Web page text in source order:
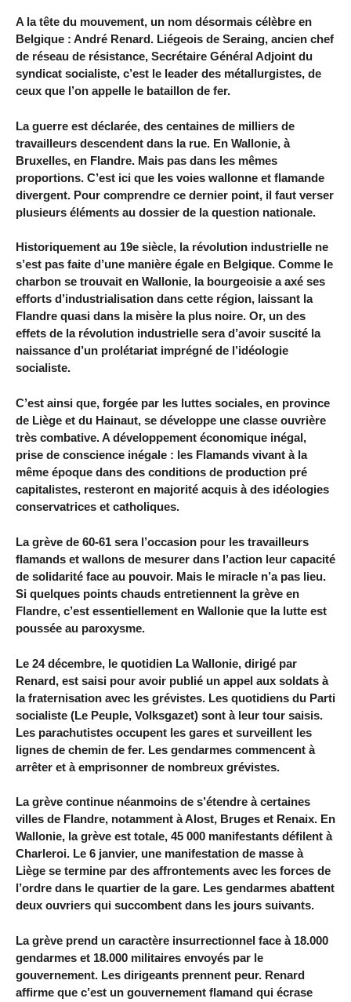
A la tête du mouvement, un nom désormais célèbre en
Belgique : André Renard. Liégeois de Seraing, ancien chef
de réseau de résistance, Secrétaire Général Adjoint du
syndicat socialiste, c’est le leader des métallurgistes, de
ceux que l’on appelle le bataillon de fer.
La guerre est déclarée, des centaines de milliers de
travailleurs descendent dans la rue. En Wallonie, à
Bruxelles, en Flandre. Mais pas dans les mêmes
proportions. C’est ici que les voies wallonne et flamande
divergent. Pour comprendre ce dernier point, il faut verser
plusieurs éléments au dossier de la question nationale.
Historiquement au 19e siècle, la révolution industrielle ne
s’est pas faite d’une manière égale en Belgique. Comme le
charbon se trouvait en Wallonie, la bourgeoisie a axé ses
efforts d’industrialisation dans cette région, laissant la
Flandre quasi dans la misère la plus noire. Or, un des
effets de la révolution industrielle sera d’avoir suscité la
naissance d’un prolétariat imprégné de l’idéologie
socialiste.
C’est ainsi que, forgée par les luttes sociales, en province
de Liège et du Hainaut, se développe une classe ouvrière
très combative. A développement économique inégal,
prise de conscience inégale : les Flamands vivant à la
même époque dans des conditions de production pré
capitalistes, resteront en majorité acquis à des idéologies
conservatrices et catholiques.
La grève de 60-61 sera l’occasion pour les travailleurs
flamands et wallons de mesurer dans l’action leur capacité
de solidarité face au pouvoir. Mais le miracle n’a pas lieu.
Si quelques points chauds entretiennent la grève en
Flandre, c’est essentiellement en Wallonie que la lutte est
poussée au paroxysme.
Le 24 décembre, le quotidien La Wallonie, dirigé par
Renard, est saisi pour avoir publié un appel aux soldats à
la fraternisation avec les grévistes. Les quotidiens du Parti
socialiste (Le Peuple, Volksgazet) sont à leur tour saisis.
Les parachutistes occupent les gares et surveillent les
lignes de chemin de fer. Les gendarmes commencent à
arrêter et à emprisonner de nombreux grévistes.
La grève continue néanmoins de s’étendre à certaines
villes de Flandre, notamment à Alost, Bruges et Renaix. En
Wallonie, la grève est totale, 45 000 manifestants défilent à
Charleroi. Le 6 janvier, une manifestation de masse à
Liège se termine par des affrontements avec les forces de
l’ordre dans le quartier de la gare. Les gendarmes abattent
deux ouvriers qui succombent dans les jours suivants.
La grève prend un caractère insurrectionnel face à 18.000
gendarmes et 18.000 militaires envoyés par le
gouvernement. Les dirigeants prennent peur. Renard
affirme que c’est un gouvernement flamand qui écrase